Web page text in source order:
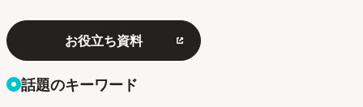
お役立ち資料
話題のキーワード